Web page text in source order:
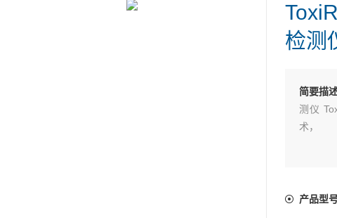
检测
简要描述
测仪
术，
下对各
产品型号